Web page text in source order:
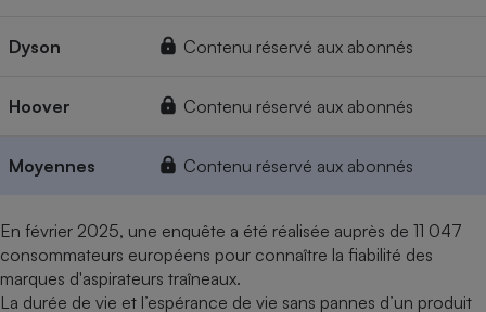
Dyson Contenu réservé aux abonnés
Hoover Contenu réservé aux abonnés
Moyennes Contenu réservé aux abonnés
En février 2025, une enquête a été réalisée auprès de 11 047
consommateurs européens pour connaître la fiabilité des
marques d'aspirateurs traîneaux.
La durée de vie et l’espérance de vie sans pannes d’un produit